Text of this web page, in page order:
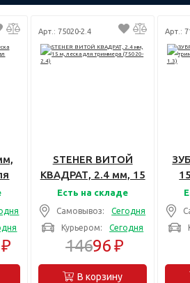
Арт.: 75020-2.4
STEHER ВИТОЙ
КВАДРАТ, 2.4 мм, 15
м, леска для
триммера (75020-
Есть на складе
Самовывоз:
Сегодня
Курьером:
Сегодня
14696 ₽
В корзину
Арт.: